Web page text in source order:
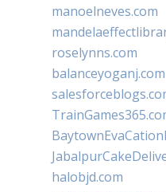
manoelneves.com
roselynns.com
balanceyoganj.com
halobjd.com